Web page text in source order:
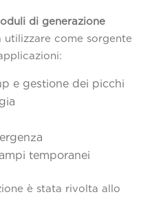
di generazione
utilizzare come sorgente
e gestione dei picchi
temporanei
è stata rivolta allo